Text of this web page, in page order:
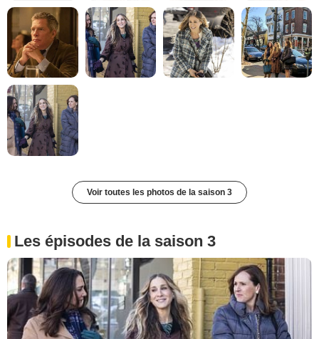
Voir toutes les photos de la saison 3
Les épisodes de la saison 3